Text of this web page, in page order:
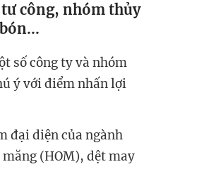
công, nhóm thủy
số công ty và nhóm
ý với điểm nhấn lợi
đại diện của ngành
(HOM), dệt may